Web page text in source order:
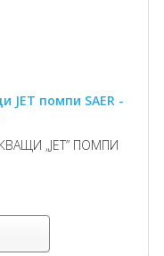
JET помпи SAER -
„JET” ПОМПИ